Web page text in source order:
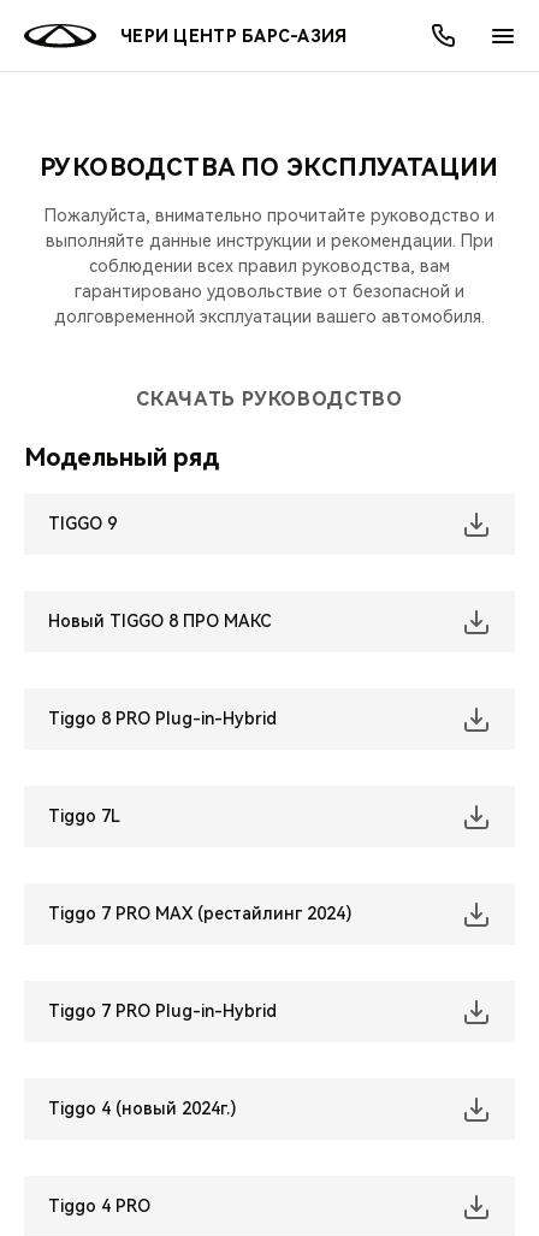
ЧЕРИ ЦЕНТР БАРС-АЗИЯ
МОДЕЛИ
ВСЕ МОДЕЛИ
КРОССОВЕРЫ
НОВИНКИ
ПОКУПАТЕЛЯМ
ВЫБОР И ПОКУПКА
КРЕДИТ И СТРАХОВАНИЕ
ВЛАДЕЛЬЦАМ
СЕРВИС
ЗАПЧАСТИ И АКСЕССУАРЫ
МИР CHERY
АКСЕССУАРЫ
О БРЕНДЕ
ВИДЕООБЗОРЫ
АКЦИИ
ВЫГОДЫ И АКЦИИ
ОНЛАЙН СЕРВИСЫ
ВЫБОР И ПОКУПКА
КРЕДИТ
О КОМПАНИИ
О НАС
МЫ В СОЦСЕТЯХ
РУКОВОДСТВА ПО ЭКСПЛУАТАЦИИ
Пожалуйста, внимательно прочитайте руководство и
выполняйте данные инструкции и рекомендации. При
соблюдении всех правил руководства, вам
гарантировано удовольствие от безопасной и
долговременной эксплуатации вашего автомобиля.
СКАЧАТЬ РУКОВОДСТВО
Модельный ряд
TIGGO 9
Новый TIGGO 8 ПРО МАКС
Tiggo 8 PRO Plug-in-Hybrid
Tiggo 7L
Tiggo 7 PRO MAX (рестайлинг 2024)
Tiggo 7 PRO Plug-in-Hybrid
Tiggo 4 (новый 2024г.)
Tiggo 4 PRO